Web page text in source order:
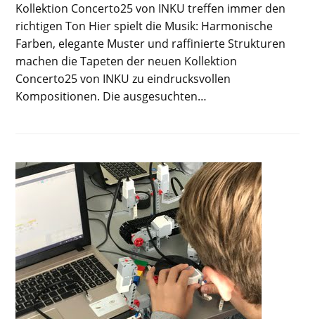
Kollektion Concerto25 von INKU treffen immer den
richtigen Ton Hier spielt die Musik: Harmonische
Farben, elegante Muster und raffinierte Strukturen
machen die Tapeten der neuen Kollektion
Concerto25 von INKU zu eindrucksvollen
Kompositionen. Die ausgesuchten…